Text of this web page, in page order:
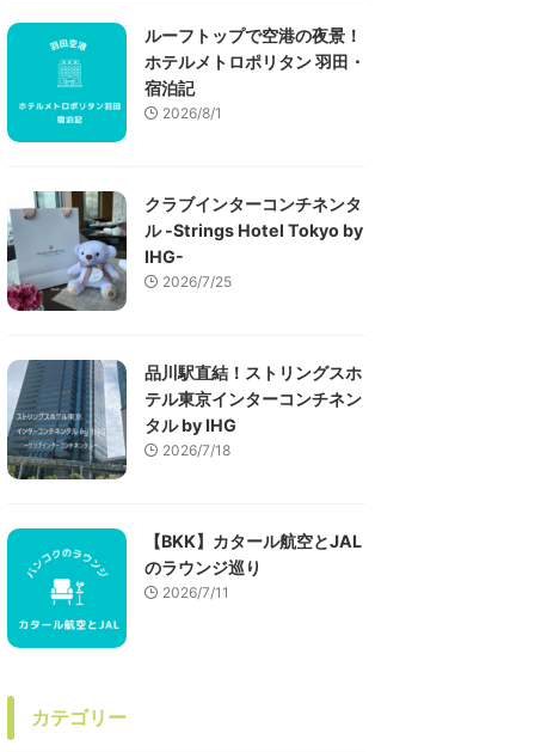
ルーフトップで空港の夜景！
ホテルメトロポリタン 羽田・
宿泊記
2026/8/1
クラブインターコンチネンタ
ル -Strings Hotel Tokyo by
IHG-
2026/7/25
品川駅直結！ストリングスホ
テル東京インターコンチネン
タル by IHG
2026/7/18
【BKK】カタール航空とJAL
のラウンジ巡り
2026/7/11
カテゴリー